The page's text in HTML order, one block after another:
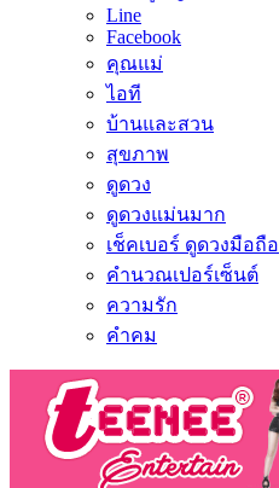
Line
Facebook
คุณแม่
ไอที
บ้านและสวน
สุขภาพ
ดูดวง
ดูดวงแม่นมาก
เช็คเบอร์ ดูดวงมือถือ
คำนวณเปอร์เซ็นต์
ความรัก
คำคม